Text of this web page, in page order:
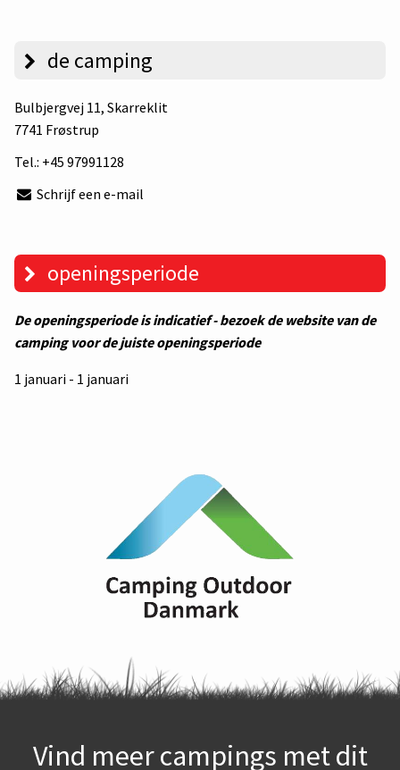
de camping
Bulbjergvej 11, Skarreklit
7741 Frøstrup
Tel.: +45 97991128
Schrijf een e-mail
openingsperiode
De openingsperiode is indicatief - bezoek de website van de
camping voor de juiste openingsperiode
1 januari - 1 januari
Vind meer campings met dit